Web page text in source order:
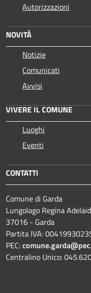
Autorizzazioni
NOVITÀ
Notizie
Comunicati
Avvisi
VIVERE IL COMUNE
Luoghi
Eventi
CONTATTI
Comune di Garda
Lungolago Regina
37016 - Garda
Partita IVA:
PEC:
Centralino Unico: